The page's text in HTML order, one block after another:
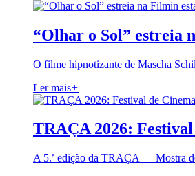
“Olhar o Sol” estreia
O filme hipnotizante de Mascha
Ler mais+
TRAÇA 2026:
A 5.ª edição da TRAÇA — Mostra